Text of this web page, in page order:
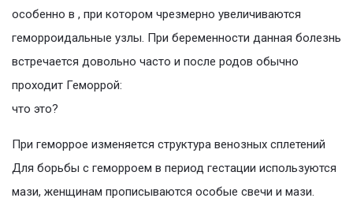
особенно в , при котором чрезмерно увеличиваются
геморроидальные узлы. При беременности данная болезнь
встречается довольно часто и после родов обычно
проходит Геморрой:
что это?
При геморрое изменяется структура венозных сплетений
Для борьбы с геморроем в период гестации используются
мази, женщинам прописываются особые свечи и мази.